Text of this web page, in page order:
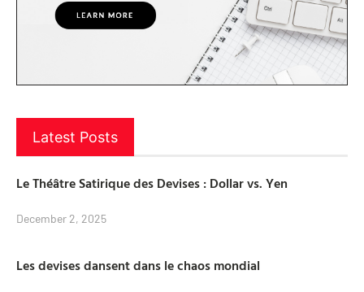
Latest Posts
Le Théâtre Satirique des Devises : Dollar vs. Yen
December 2, 2025
Les devises dansent dans le chaos mondial